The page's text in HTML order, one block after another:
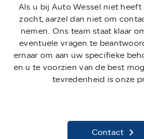
Als u bij Auto Wessel niet
zocht, aarzel dan niet om
nemen. Ons team staat klaar
eventuele vragen te
ernaar om aan uw specifieke
en u te voorzien van de best
tevredenheid is onze
Contact